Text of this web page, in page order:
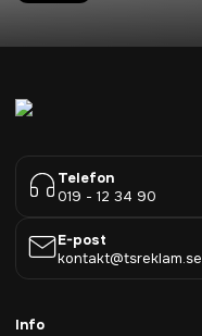
Telefon
019 - 12 34 90
E-post
kontakt@tsreklam.se
Info